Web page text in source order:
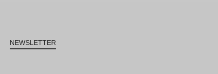
NEWSLETTER